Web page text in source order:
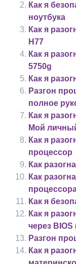
Как я
ноутбука
Как я
H77
Как я
5750g
Как я
Разгон
полное
Как я
Мой
Как я
процессор
Как
Как
Как я
Как я
через BIOS
Разгон
Как я